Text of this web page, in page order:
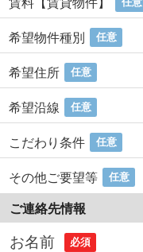
希望物件種別 任意
希望住所 任意
希望沿線 任意
こだわり条件 任意
その他ご要望等 任意
ご連絡先情報
お名前 必須